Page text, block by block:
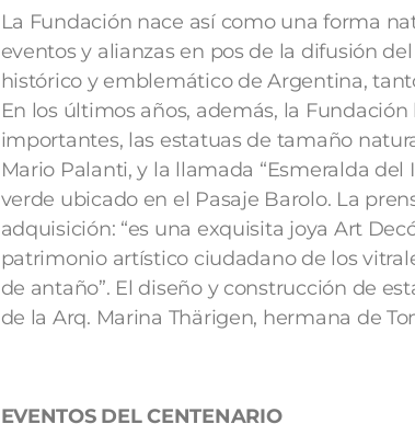
La Fundación nace así como una forma
eventos y alianzas en pos de la difusión
histórico y emblemático de Argentina,
En los últimos años, además, la
importantes, las estatuas de tamaño
Mario Palanti, y la llamada “Esmeralda
verde ubicado en el Pasaje Barolo. La
adquisición: “es una exquisita joya Art
patrimonio artístico ciudadano de los
de antaño”. El diseño y construcción de
de la Arq. Marina Thärigen, hermana de
EVENTOS DEL CENTENARIO